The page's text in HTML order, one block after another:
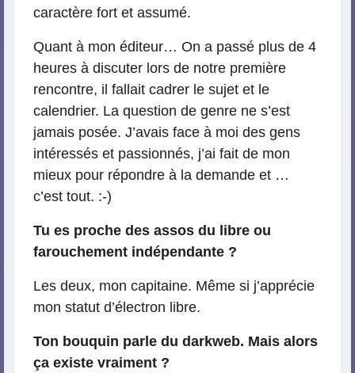
caractère fort et assumé.
Quant à mon éditeur… On a passé plus de 4
heures à discuter lors de notre première
rencontre, il fallait cadrer le sujet et le
calendrier. La question de genre ne s’est
jamais posée. J’avais face à moi des gens
intéressés et passionnés, j’ai fait de mon
mieux pour répondre à la demande et …
c’est tout. :-)
Tu es proche des assos du libre ou
farouchement indépendante ?
Les deux, mon capitaine. Même si j’apprécie
mon statut d’électron libre.
Ton bouquin parle du darkweb. Mais alors
ça existe vraiment ?